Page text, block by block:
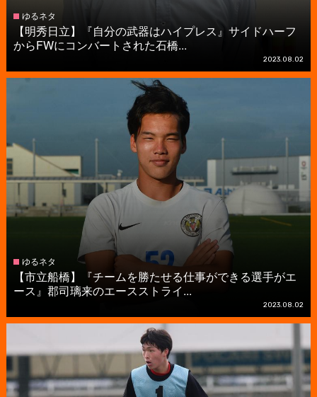
ゆるネタ
【明秀日立】『自分の武器はハイプレス』サイドハーフ
からFWにコンバートされた石橋...
2023.08.02
ゆるネタ
【市立船橋】『チームを勝たせる仕事ができる選手がエ
ース』郡司璃来のエースストライ...
2023.08.02